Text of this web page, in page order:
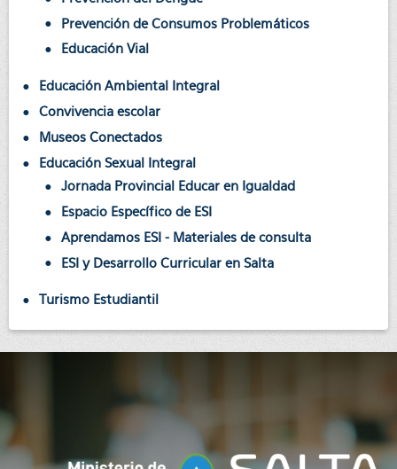
Prevención de Consumos Problemáticos
Educación Vial
Educación Ambiental Integral
Convivencia escolar
Museos Conectados
Educación Sexual Integral
Jornada Provincial Educar en Igualdad
Espacio Específico de ESI
Aprendamos ESI - Materiales de consulta
ESI y Desarrollo Curricular en Salta
Turismo Estudiantil